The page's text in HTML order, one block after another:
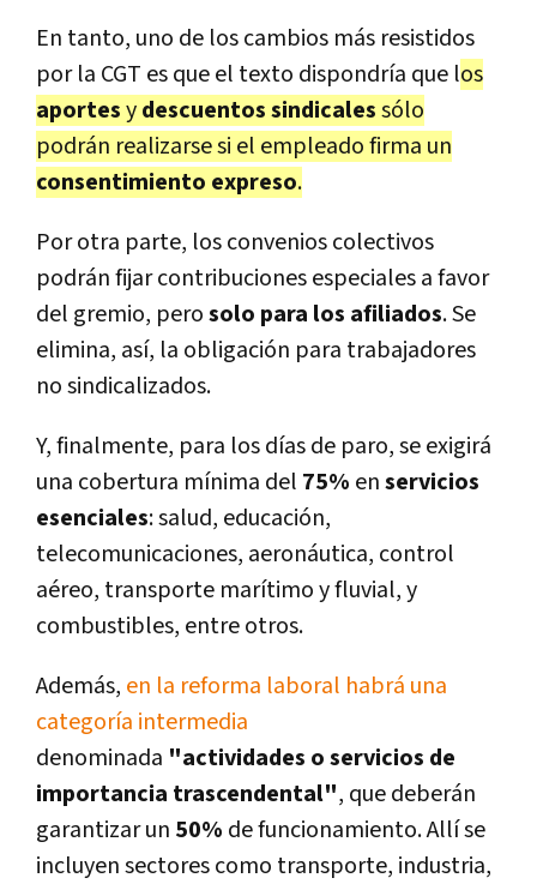
En tanto, uno de los cambios más resistidos
por la CGT es que el texto dispondría que los
aportesydescuentos sindicalessólo
podrán realizarse si el empleado firma un
consentimiento expreso.
Por otra parte, los convenios colectivos
podrán fijar contribuciones especiales a favor
del gremio, perosolo para los afiliados. Se
elimina, así, la obligación para trabajadores
no sindicalizados.
Y, finalmente, para los días de paro, se exigirá
una cobertura mínima del 75% enservicios
esenciales: salud, educación,
telecomunicaciones, aeronáutica, control
aéreo, transporte marítimo y fluvial, y
combustibles, entre otros.
Además, en la reforma laboral habrá una
categoría intermedia
denominada "actividades o servicios de
importancia trascendental", que deberán
garantizar un 50% de funcionamiento. Allí se
incluyen sectores como transporte, industria,